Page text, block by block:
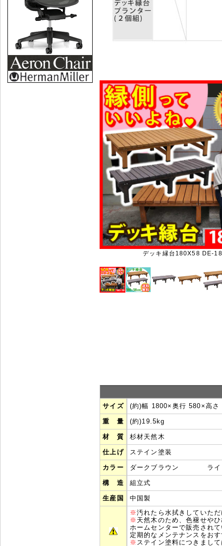
デッキ縁台180X58 DE-
サイズ (約)幅 1800×奥行 580×高さ
重 量 (約)19.5kg
材 質 杉材天然木
仕上げ ステイン塗装
カラー ダークブラウン ライト
構 造 組立式
生産国 中国製
※汚れたら水拭きしていた
※ 天然木のため、色褪せや
ホームセンターで販売され
定期的なメンテナンスをお
※ ステイン塗料につきまし